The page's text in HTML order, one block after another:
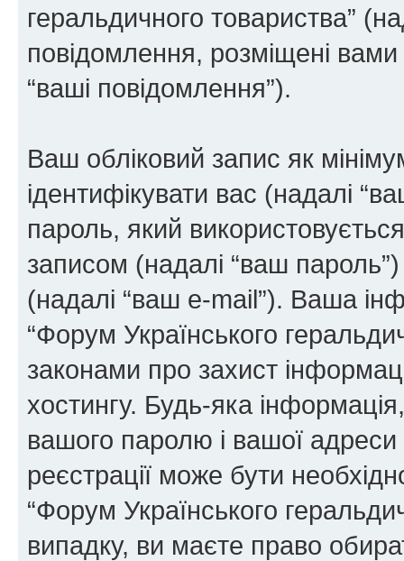
геральдичного товариства”
повідомлення, розміщені вами
“ваші повідомлення”).
Ваш обліковий запис як
ідентифікувати вас (надалі
пароль, який
записом (надалі “ваш
(надалі “ваш e-mail”). Ваша
“Форум Українського
законами про захист
хостингу. Будь-яка
вашого паролю і вашої адреси
реєстрації може бути
“Форум Українського
випадку, ви маєте право